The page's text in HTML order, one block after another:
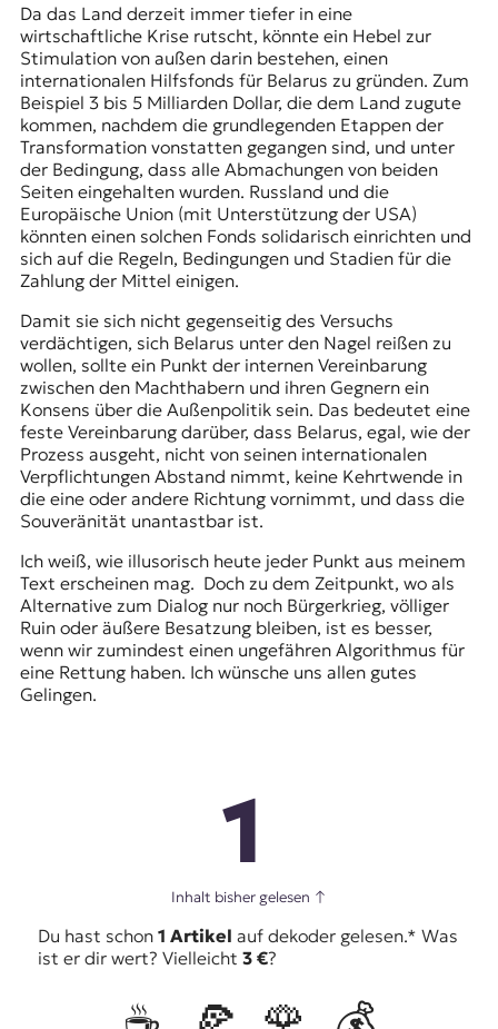
Da das Land derzeit immer tiefer in eine
wirtschaftliche Krise rutscht, könnte ein Hebel zur
Stimulation von außen darin bestehen, einen
internationalen Hilfsfonds für Belarus zu gründen. Zum
Beispiel 3 bis 5 Milliarden Dollar, die dem Land zugute
kommen, nachdem die grundlegenden Etappen der
Transformation vonstatten gegangen sind, und unter
der Bedingung, dass alle Abmachungen von beiden
Seiten eingehalten wurden. Russland und die
Europäische Union (mit Unterstützung der USA)
könnten einen solchen Fonds solidarisch einrichten und
sich auf die Regeln, Bedingungen und Stadien für die
Zahlung der Mittel einigen.
Damit sie sich nicht gegenseitig des Versuchs
verdächtigen, sich Belarus unter den Nagel reißen zu
wollen, sollte ein Punkt der internen Vereinbarung
zwischen den Machthabern und ihren Gegnern ein
Konsens über die Außenpolitik sein. Das bedeutet eine
feste Vereinbarung darüber, dass Belarus, egal, wie der
Prozess ausgeht, nicht von seinen internationalen
Verpflichtungen Abstand nimmt, keine Kehrtwende in
die eine oder andere Richtung vornimmt, und dass die
Souveränität unantastbar ist.
Ich weiß, wie illusorisch heute jeder Punkt aus meinem
Text erscheinen mag. Doch zu dem Zeitpunkt, wo als
Alternative zum Dialog nur noch Bürgerkrieg, völliger
Ruin oder äußere Besatzung bleiben, ist es besser,
wenn wir zumindest einen ungefähren Algorithmus für
eine Rettung haben. Ich wünsche uns allen gutes
Gelingen.
1
Inhalt bisher gelesen ↑
Du hast schon 1 Artikel auf dekoder gelesen.* Was
ist er dir wert? Vielleicht 3 €?